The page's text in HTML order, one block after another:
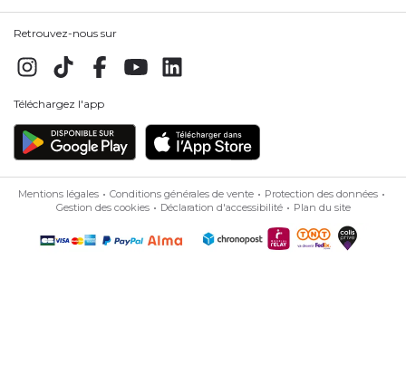
Retrouvez-nous sur
Téléchargez l'app
Mentions légales Conditions générales de vente
Protection des données
Gestion des cookies
Déclaration d'accessibilité Plan du site